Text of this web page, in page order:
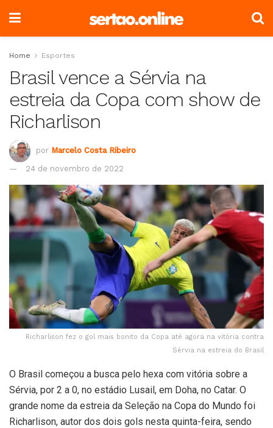
Home Esportes
Brasil vence a Sérvia na
estreia da Copa com show de
Richarlison
por Marcelo Costa Ribeiro
24 de novembro de 2022
Richarlison fez o gol mais bonito da Copa até agora na vitória contra
Sérvia na estreia do Brasil
O Brasil começou a busca pelo hexa com vitória sobre a
Sérvia, por 2 a 0, no estádio Lusail, em Doha, no Catar. O
grande nome da estreia da Seleção na Copa do Mundo foi
Richarlison, autor dos dois gols nesta quinta-feira, sendo